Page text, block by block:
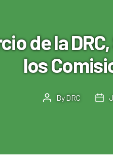
de la
los
Post
ByDRC